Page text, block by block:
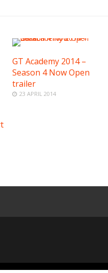
GT Academy 2014 –
Season 4 Now Open
trailer
23 APRIL 2014